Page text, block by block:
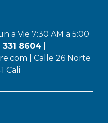
a Vie 7:30 AM a 5:00
331 8604|
| Calle 26 Norte
Cali